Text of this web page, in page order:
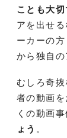
ことも大切
アを出せ
ーカーの
から独自の
むしろ奇
者の動画
くの動画事
ょう 。